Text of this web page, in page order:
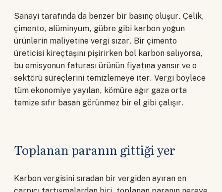
Sanayi tarafında da benzer bir basınç oluşur. Çelik,
çimento, alüminyum, gübre gibi karbon yoğun
ürünlerin maliyetine vergi sızar. Bir çimento
üreticisi kireçtaşını pişirirken bol karbon salıyorsa,
bu emisyonun faturası ürünün fiyatına yansır ve o
sektörü süreçlerini temizlemeye iter. Vergi böylece
tüm ekonomiye yayılan, kömüre ağır gaza orta
temize sıfır basan görünmez bir el gibi çalışır.
Toplanan paranın gittiği yer
Karbon vergisini sıradan bir vergiden ayıran en